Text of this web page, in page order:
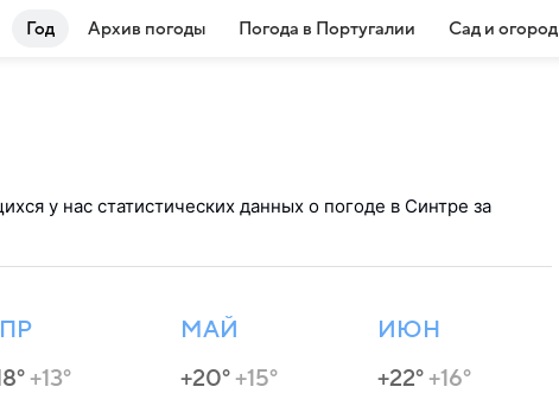
Год Архив погоды Погода в Португалии Сад и огород
у нас статистических данных о погоде в Синтре за
+13°
МАЙ
+20°+15°
ИЮН
+22°+16°